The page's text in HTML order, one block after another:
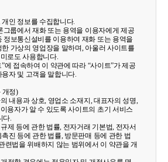
인 정보를 수집합니다.
룹에서 재화 또는 용역을 이용자에게 제공
정보통신설비를 이용하여 재화 또는 용역을
가상의 영업장을 말하며, 아울러 사이트를
로도 사용합니다.
에 접속하여 이 약관에 따라 “사이트”가 제공
자 및 고객을 말합니다.
개정)
내용과 상호, 영업소 소재지, 대표자의 성명,
용자가 알 수 있도록 사이트의 초기 서비스
다.
제 등에 관한 법률, 전자거래 기본법, 전자서
진 등에 관한 법률, 방문판매 등에 관한 법
련법을 위배하지 않는 범위에서 이 약관을 개